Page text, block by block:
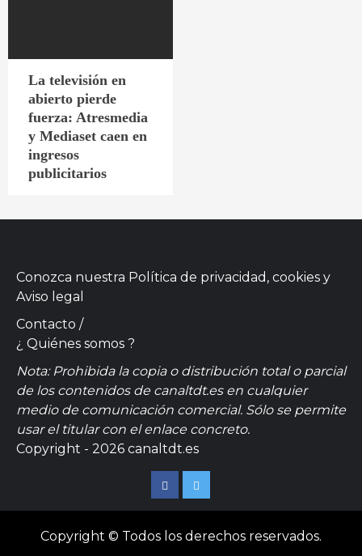
La televisión en
abierto pierde
fuerza: Atresmedia
y Mediaset caen en
ingresos
publicitarios
Conozca nuestra Política de privacidad, cookies y
Aviso legal
Contacto /
¿ Quiénes somos ?
Nota: Prohibida la copia o distribución total o parcial
de los contenidos de canaltdt.es en cualquier
medio de comunicación comercial. Sólo se permite
usar el titular con el enlace concreto.
Copyright - 2026 canaltdt.es
FacebookTwitter
Copyright © Todos los derechos reservados.